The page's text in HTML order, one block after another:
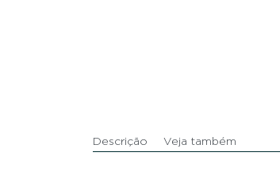
Descrição Veja também